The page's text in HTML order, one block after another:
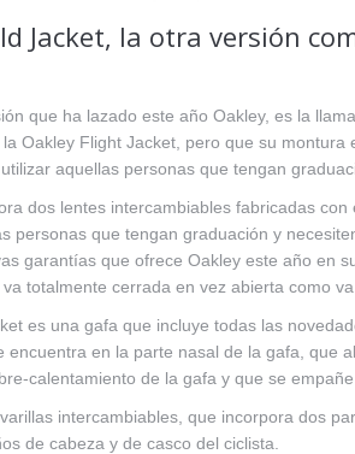
Jacket, la otra versión
que ha lazado este año Oakley, es la
Oakley Flight Jacket, pero que su
aquellas personas que tengan
dos lentes intercambiables fabricadas
personas que tengan graduación y
garantías que ofrece Oakley este año en
totalmente cerrada en vez abierta como
es una gafa que incluye todas las
encuentra en la parte nasal de la gafa, que
calentamiento de la gafa y que se
intercambiables, que incorpora dos
de cabeza y de casco del ciclista.